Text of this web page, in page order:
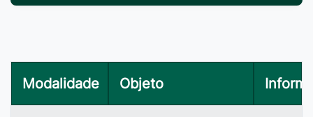
Modalidade Objeto